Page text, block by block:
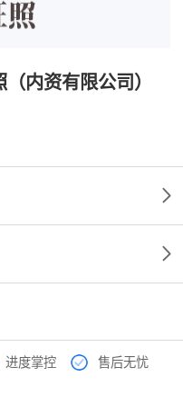
内资有限公司）
进度掌控 售后无忧